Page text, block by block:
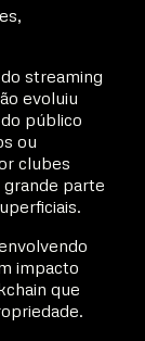
streaming
evoluiu
público
ou
clubes
parte
impacto
que